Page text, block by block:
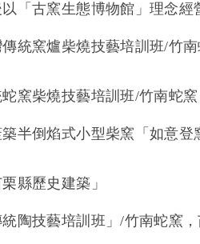
「古窯生態博物館」理念經
統窯爐柴燒技藝培訓班/竹
窯柴燒技藝培訓班/竹南蛇
半倒焰式小型柴窯「如意登
縣歷史建築」
陶技藝培訓班」/竹南蛇窯